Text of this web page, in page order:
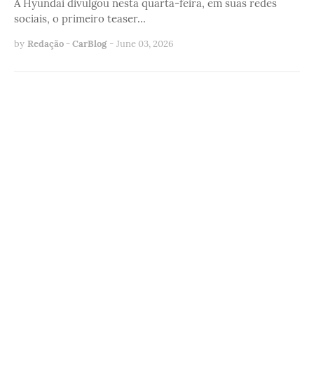
A Hyundai divulgou nesta quarta-feira, em suas redes
sociais, o primeiro teaser…
by Redação - CarBlog - June 03, 2026